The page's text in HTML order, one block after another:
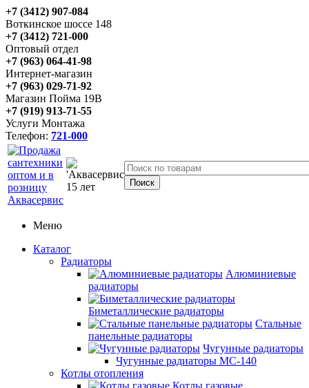
+7 (3412) 907-084
Воткинское шоссе 148
+7 (3412) 721-000
Оптовый отдел
+7 (963) 064-41-98
Интернет-магазин
+7 (963) 029-71-92
Магазин Пойма 19В
+7 (919) 913-71-55
Услуги Монтажа
Телефон: 721-000
Меню
Каталог
Радиаторы
Алюминиевые
радиаторы
Биметаллические радиаторы
Стальные
панельные радиаторы
Чугунные радиаторы
Чугунные радиаторы МС-140
Котлы отопления
Котлы газовые